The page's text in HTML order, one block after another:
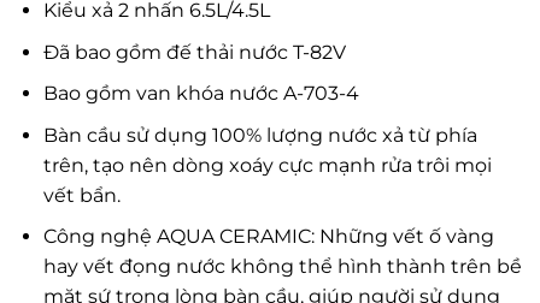
Kiểu xả 2 nhấn 6.5L/4.5L
Đã bao gồm đế thải nước T-82V
Bao gồm van khóa nước A-703-4
Bàn cầu sử dụng 100% lượng nước xả từ phía
trên, tạo nên dòng xoáy cực mạnh rửa trôi mọi
vết bẩn.
Công nghệ AQUA CERAMIC: Những vết ố vàng
hay vết đọng nước không thể hình thành trên bề
mặt sứ trong lòng bàn cầu, giúp người sử dụng